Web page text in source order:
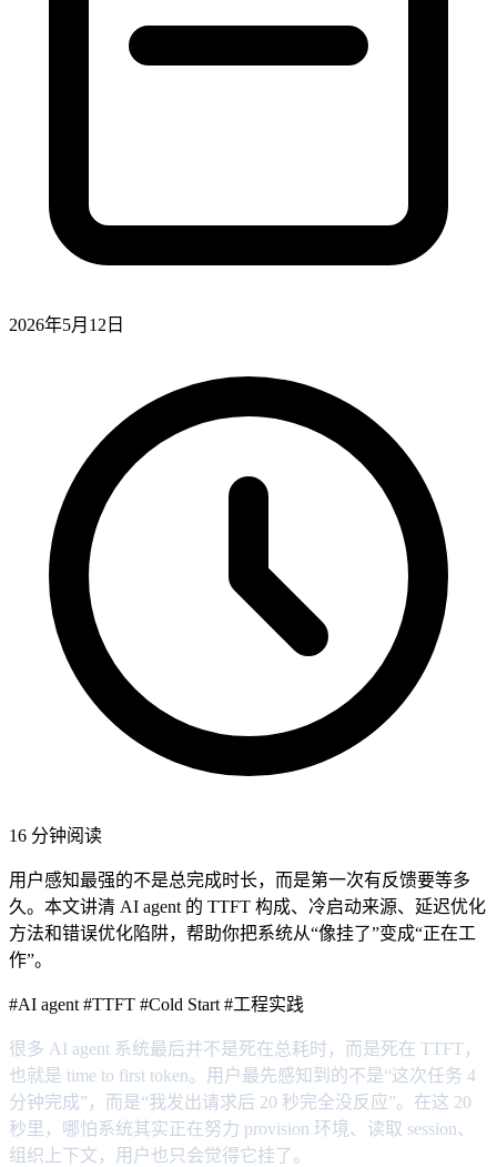
2026年5月12日
16 分钟阅读
用户感知最强的不是总完成时长，而是第一次有反馈要等多
久。本文讲清 AI agent 的 TTFT 构成、冷启动来源、延迟优化
方法和错误优化陷阱，帮助你把系统从“像挂了”变成“正在工
作”。
#AI agent #TTFT #Cold Start #工程实践
很多 AI agent 系统最后并不是死在总耗时，而是死在 TTFT，
也就是 time to first token。用户最先感知到的不是“这次任务 4
分钟完成”，而是“我发出请求后 20 秒完全没反应”。在这 20
秒里，哪怕系统其实正在努力 provision 环境、读取 session、
组织上下文，用户也只会觉得它挂了。